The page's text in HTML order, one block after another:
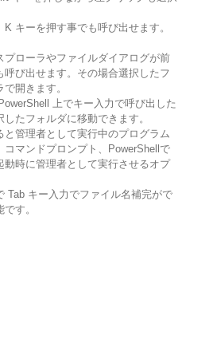
キーを押す事でも呼び出せます。
プローラやファイルダイアログが前
呼び出せます。その場合選択したフ
開きます。
上でキー入力で呼び出した
たフォルダに移動できます。
と管理者として実行中のプログラム
マンドプロンプト、PowerShellで
動時に管理者として実行させるオプ
Tab キー入力でファイル名補完がで
す。